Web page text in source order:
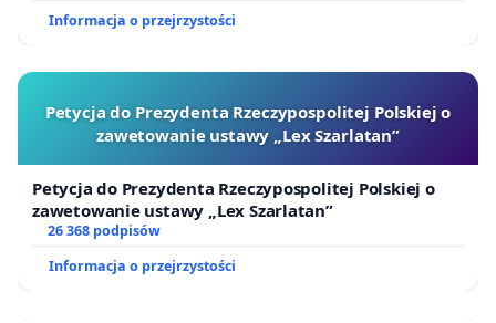
Informacja o przejrzystości
Petycja do Prezydenta Rzeczypospolitej Polskiej o
zawetowanie ustawy „Lex Szarlatan”
Petycja do Prezydenta Rzeczypospolitej Polskiej o
zawetowanie ustawy „Lex Szarlatan”
26 368 podpisów
Informacja o przejrzystości